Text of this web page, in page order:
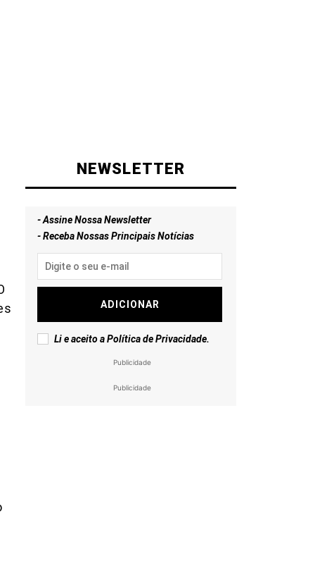
NEWSLETTER
- Assine Nossa Newsletter
- Receba Nossas Principais Notícias
ADICIONAR
Li e aceito aPolítica de Privacidade.
Publicidade
Publicidade